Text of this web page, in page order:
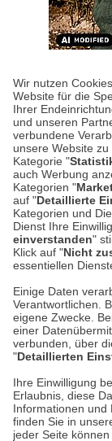
Wir nutzen
Website für die
Ihrer
und unseren
verbundene
unsere Website
Kategorie "
auch Werbung
Kategorien "
auf "Detaillierte
Kategorien und
Dienst Ihre
einverstanden"
Klick auf "Nicht
essentiellen
Einige Daten
Verantwortlichen.
eigene Zwecke.
einer
verbunden, über
"Detaillierten
Ihre Einwilligung
Erlaubnis, diese
Informationen und
finden Sie in
jeder Seite
ARNOLD
Wer kennt
Peter Hase
Heute vor
Erfinderin
Weiterlesen